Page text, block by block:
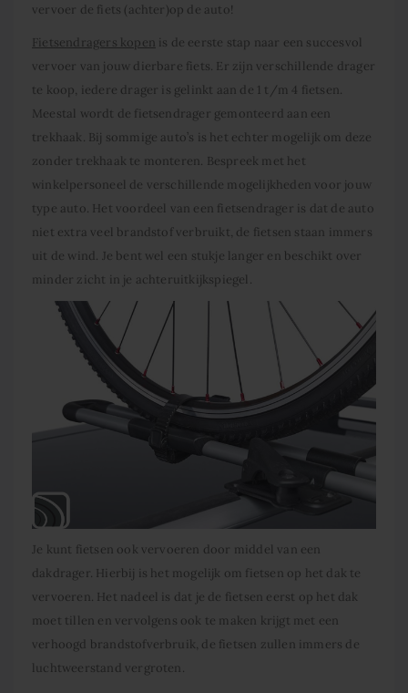
vervoer de fiets (achter)op de auto!
Fietsendragers kopen is de eerste stap naar een succesvol
vervoer van jouw dierbare fiets. Er zijn verschillende drager
te koop, iedere drager is gelinkt aan de 1 t/m 4 fietsen.
Meestal wordt de fietsendrager gemonteerd aan een
trekhaak. Bij sommige auto’s is het echter mogelijk om deze
zonder trekhaak te monteren. Bespreek met het
winkelpersoneel de verschillende mogelijkheden voor jouw
type auto. Het voordeel van een fietsendrager is dat de auto
niet extra veel brandstof verbruikt, de fietsen staan immers
uit de wind. Je bent wel een stukje langer en beschikt over
minder zicht in je achteruitkijkspiegel.
Je kunt fietsen ook vervoeren door middel van een
dakdrager. Hierbij is het mogelijk om fietsen op het dak te
vervoeren. Het nadeel is dat je de fietsen eerst op het dak
moet tillen en vervolgens ook te maken krijgt met een
verhoogd brandstofverbruik, de fietsen zullen immers de
luchtweerstand vergroten.